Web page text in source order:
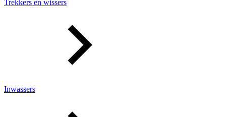
Trekkers en wissers
Inwassers